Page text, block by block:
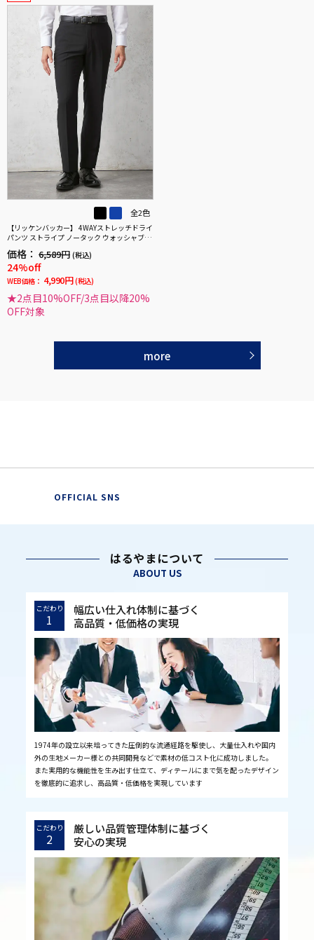
全2色
【リッケンバッカー】 4WAYストレッチドライ
パンツ ストライプ ノータック ウォッシャブル
春夏
価格： 6,589円 (税込)
24%off
WEB価格： 4,990円 (税込)
★2点目10%OFF/3点目以降20%
OFF対象
more
OFFICIAL SNS
はるやまについて
ABOUT US
こだわり
1
幅広い仕入れ体制に基づく
高品質・低価格の実現
1974年の設立以来培ってきた圧倒的な流通経路を駆使し、大量仕入れや国内
外の生地メーカー様との共同開発などで素材の低コスト化に成功しました。
また実用的な機能性を生み出す仕立て、ディテールにまで気を配ったデザイン
を徹底的に追求し、高品質・低価格を実現しています
こだわり
2
厳しい品質管理体制に基づく
安心の実現